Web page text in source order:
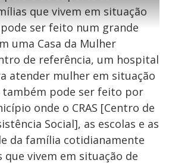
l
a
y
V
0
s
e
u
n
o
s
n h
a
que vivem em situação
ser feito num grande
uma Casa da Mulher
de referência, um hospital
atender mulher em situação
também pode ser feito por
onde o CRAS [Centro de
Social], as escolas e as
da família cotidianamente
que vivem em situação de